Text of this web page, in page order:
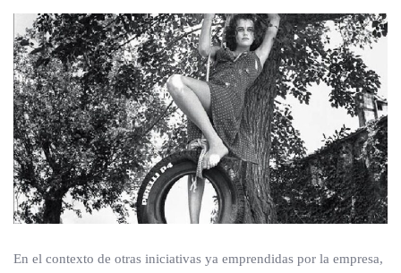
En el contexto de otras iniciativas ya emprendidas por la empresa,